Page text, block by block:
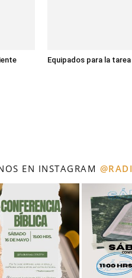
Equipados para la tarea
EN INSTAGRAM